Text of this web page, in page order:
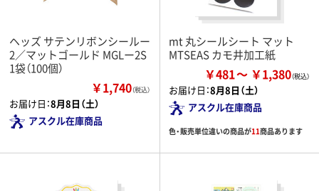
ヘッズ サテンリボンシールー
2／マットゴールド MGLー2S
1袋（100個）
￥1,740（税込）
お届け日：8月8日（土）
アスクル在庫商品
mt 丸シールシート マット
MTSEAS カモ井加工紙
￥481 ￥1,380
お届け日：8月8日（土）
アスクル在庫商品
色・販売単位違いの商品が11商品あります